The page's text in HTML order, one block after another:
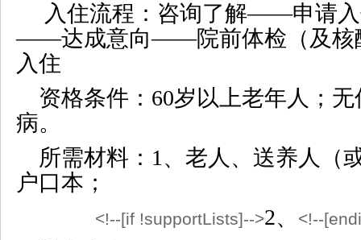
入住流程：咨询了解——申请
——达成意向——院前体检（及
入住
资格条件： 60岁以上老年人；
病。
所需材料： 1 、老人、送养人（
户口本；
<!--[if !supportLists]-->2、 <!--